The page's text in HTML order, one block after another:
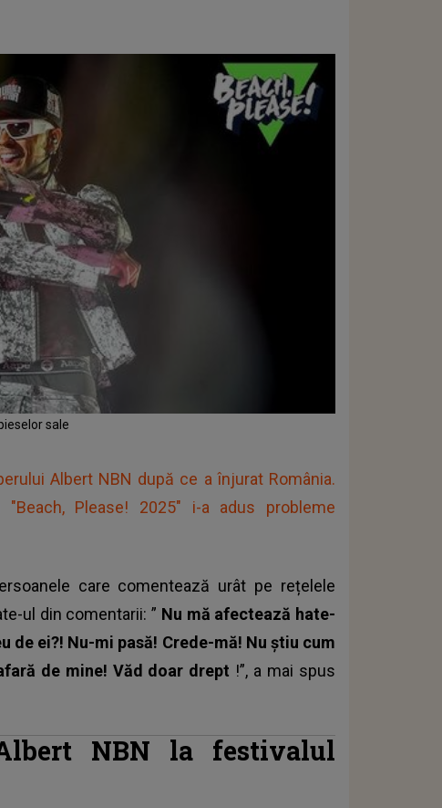
sale
Albert NBN după ce a înjurat România.
Please! 2025" i-a adus probleme
care comentează urât pe rețelele
ul din comentarii: ” Nu mă afectează hate-
de ei?! Nu-mi pasă! Crede-mă! Nu știu cum
de mine! Văd doar drept !”, a mai spus
NBN la festivalul